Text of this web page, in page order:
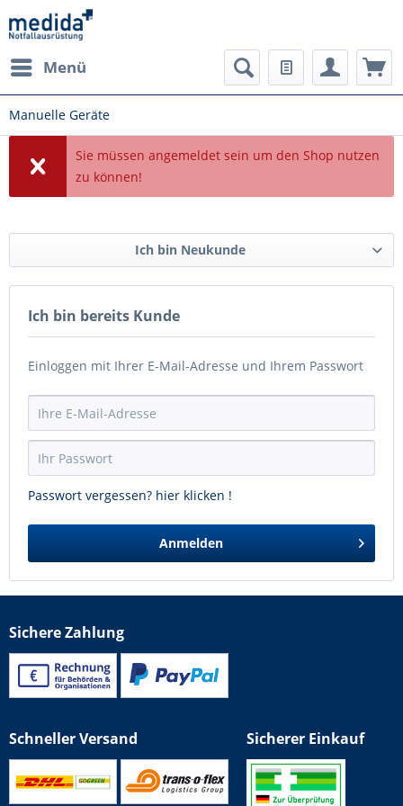
Menü
Manuelle Geräte
Sie müssen angemeldet sein um den Shop nutzen
zu können!
Ich bin Neukunde
Ich bin bereits Kunde
Einloggen mit Ihrer E-Mail-Adresse und Ihrem Passwort
Passwort vergessen? hier klicken !
Anmelden
Sichere Zahlung
Schneller Versand Sicherer Einkauf